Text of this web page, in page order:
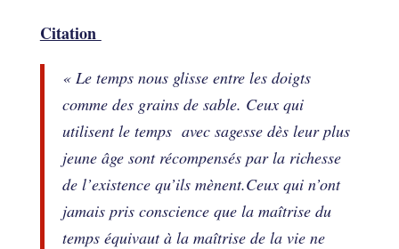
Citation
« Le temps nous glisse entre les doigts
comme des grains de sable. Ceux qui
utilisent le temps avec sagesse dès leur plus
jeune âge sont récompensés par la richesse
de l’existence qu’ils mènent.Ceux qui n’ont
jamais pris conscience que la maîtrise du
temps équivaut à la maîtrise de la vie ne